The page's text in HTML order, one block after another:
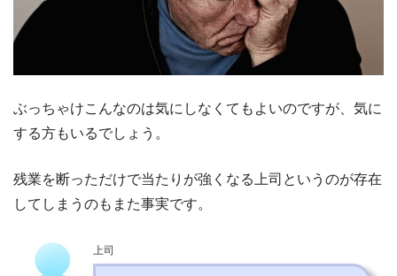
ぶっちゃけこんなのは気にしなくてもよいのですが、気に
する方もいるでしょう。
残業を断っただけで当たりが強くなる上司というのが存在
してしまうのもまた事実です。
上司